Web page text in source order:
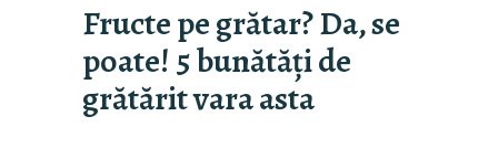
Fructe pe grătar? Da, se
poate! 5 bunătăți de
grătărit vara asta